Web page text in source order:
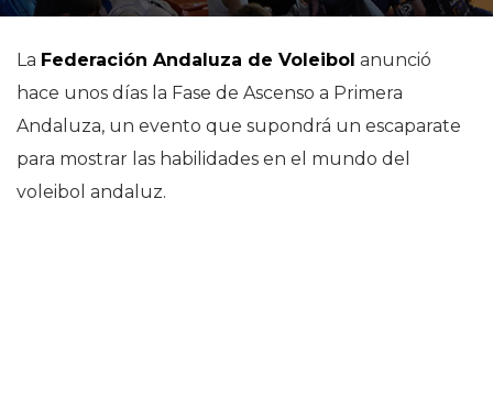
La Federación Andaluza de Voleibol anunció
hace unos días la Fase de Ascenso a Primera
Andaluza, un evento que supondrá un escaparate
para mostrar las habilidades en el mundo del
voleibol andaluz.